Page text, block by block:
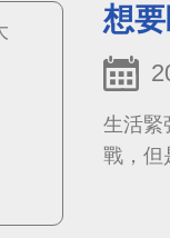
想
生活緊
戰，但